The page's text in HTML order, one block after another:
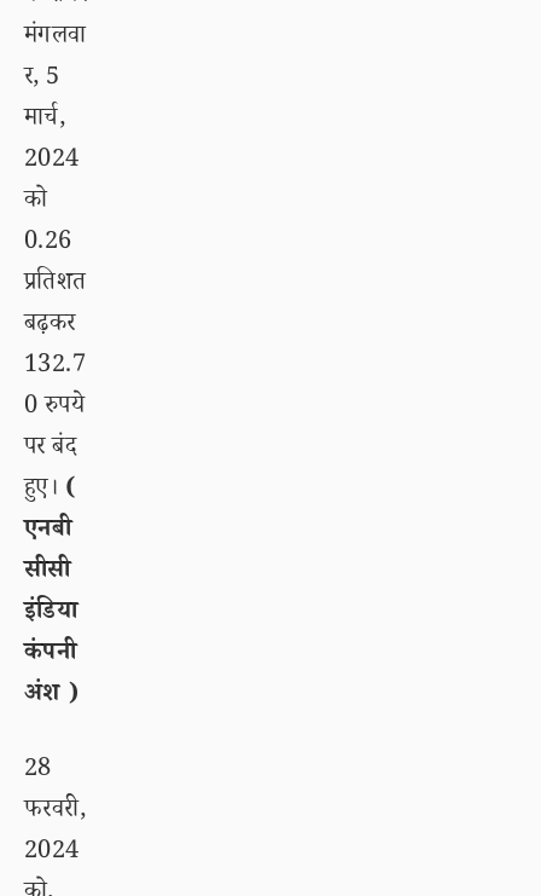
मंगलवा
र, 5
मार्च,
2024
को
0.26
प्रतिशत
बढ़कर
132.7
0 रुपये
पर बंद
हुए। (
एनबी
सीसी
इंडिया
कंपनी
अंश )
28
फरवरी,
2024